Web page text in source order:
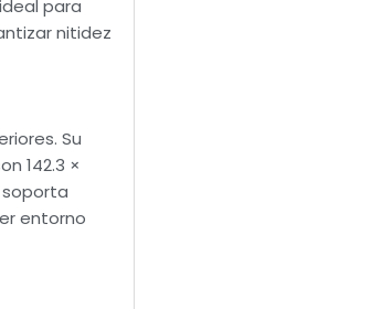
para
nitidez
Su
142.3 ×
soporta
entorno